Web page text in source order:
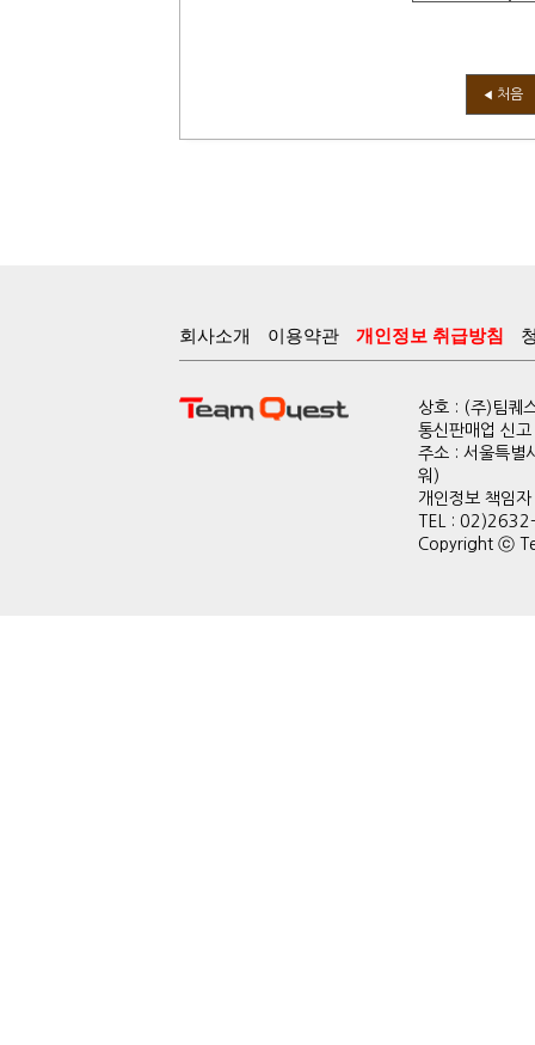
◀ 처음
회사소개 이용약관 개인정보 취급방침
상호 : (주)팀퀘
통신판매업 신
주소 : 서울특
워)
개인정보 책
TEL :
Copyright ⓒ